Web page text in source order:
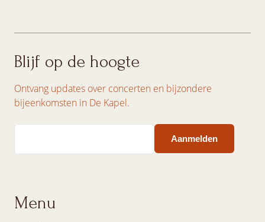
Blijf op de hoogte
Ontvang updates over concerten en bijzondere
bijeenkomsten in De Kapel.
Email
Menu